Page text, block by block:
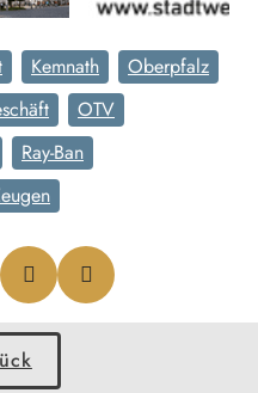
Kemnath
Oberpfalz
OTV
Ray-Ban